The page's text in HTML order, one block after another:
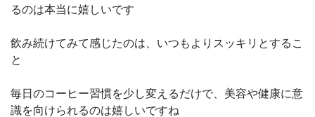
るのは本当に嬉しいです
飲み続けてみて感じたのは、いつもよりスッキリとするこ
と
毎日のコーヒー習慣を少し変えるだけで、美容や健康に意
識を向けられるのは嬉しいですね